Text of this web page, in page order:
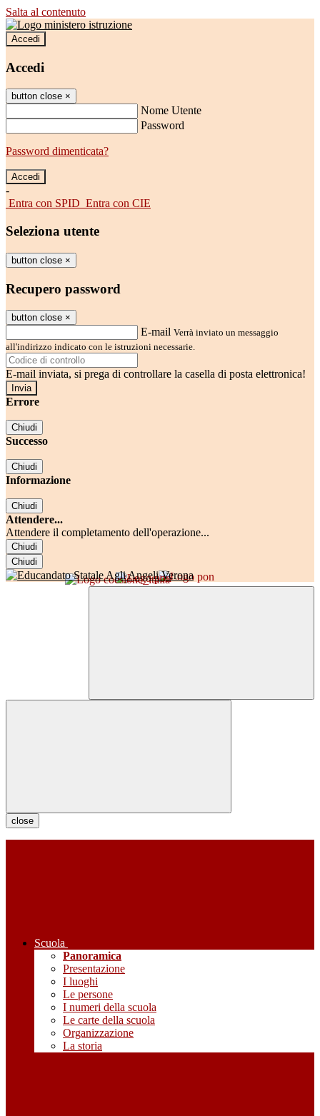
Salta al contenuto
Accedi
Accedi
button close ×
Nome Utente
Password
Password dimenticata?
-
Entra con SPID Entra con CIE
Seleziona utente
button close ×
Recupero password
button close ×
E-mail Verrà inviato un messaggio
all'indirizzo indicato con le istruzioni necessarie.
E-mail inviata, si prega di controllare la casella di posta elettronica!
Errore
Chiudi
Successo
Chiudi
Informazione
Chiudi
Attendere...
Attendere il completamento dell'operazione...
Chiudi
Chiudi
close
Scuola
Panoramica
Presentazione
I luoghi
Le persone
I numeri della scuola
Le carte della scuola
Organizzazione
La storia